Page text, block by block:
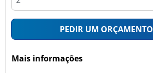
PEDIR UM ORÇAMENTO
Mais informações